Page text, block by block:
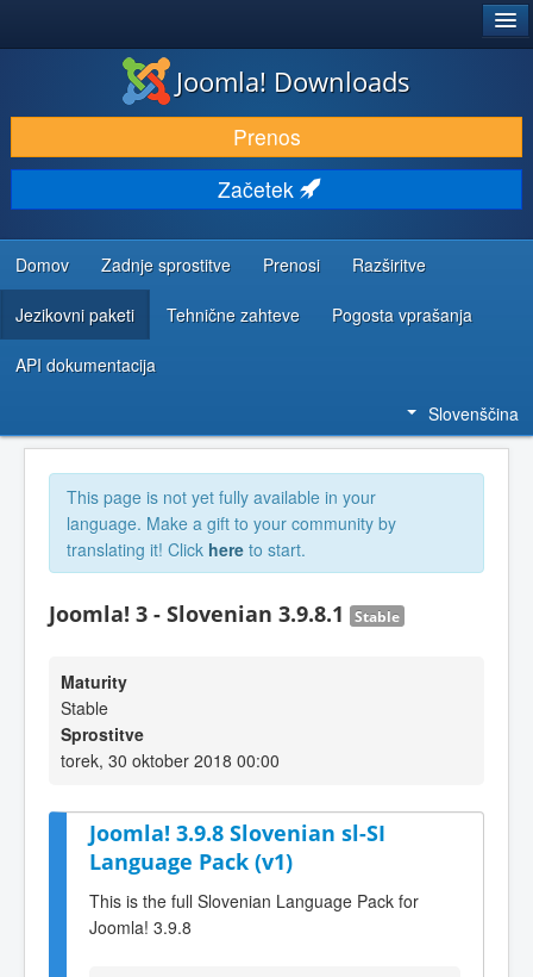
PRENESI IN RAZŠIRI
ODKRIJTE & IZVEJTE
SKUPNOST IN PODPORA
VIRI ZA RAZVIJALCE
Joomla! Downloads
Prenos
Začetek
Domov Zadnje sprostitve Prenosi Razširitve
Jezikovni paketi Tehnične zahteve Pogosta vprašanja
API dokumentacija
Slovenščina
This page is not yet fully available in your
language. Make a gift to your community by
translating it! Click here to start.
Joomla! 3 - Slovenian 3.9.8.1 Stable
Maturity
Stable
Sprostitve
torek, 30 oktober 2018 00:00
Joomla! 3.9.8 Slovenian sl-SI
Language Pack (v1)
This is the full Slovenian Language Pack for
Joomla! 3.9.8